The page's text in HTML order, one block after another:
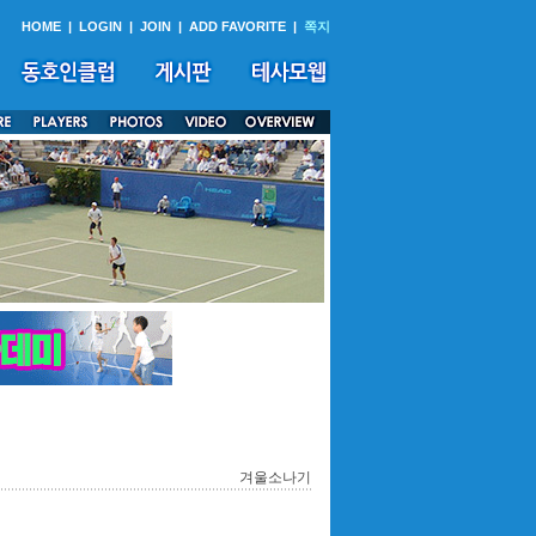
HOME | LOGIN | JOIN | ADD FAVORITE | 쪽지
겨울소나기